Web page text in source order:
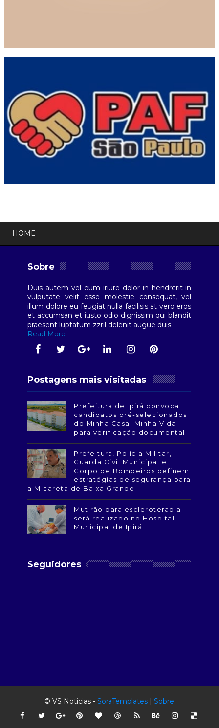
HOME
Sobre
Duis autem vel eum iriure dolor in hendrerit in
vulputate velit esse molestie consequat, vel
illum dolore eu feugiat nulla facilisis at vero eros
et accumsan et iusto odio dignissim qui blandit
praesent luptatum zzril delenit augue duis.
Read More
Postagens mais visitadas
Prefeitura de Ipirá convoca
candidatos pré-selecionados
do Minha Casa, Minha Vida
para verificação documental
Prefeitura, Polícia Militar,
Guarda Civil Municipal e
Corpo de Bombeiros definem
estratégias de segurança para
a Micareta de Baixa Grande
Mutirão para escleroterapia
será realizado no Hospital
Municipal de Ipirá
Seguidores
© VS Noticias -SoraTemplates |Sobre